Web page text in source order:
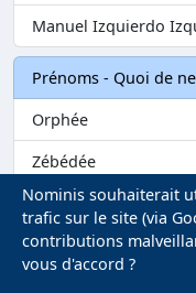
Manuel Izquierdo
Prénoms - Quoi de
Orphée
Zébédée
Melvil
Matilin
Nominis souhaiterait
trafic sur le site (via
contributions
vous d'accord ?